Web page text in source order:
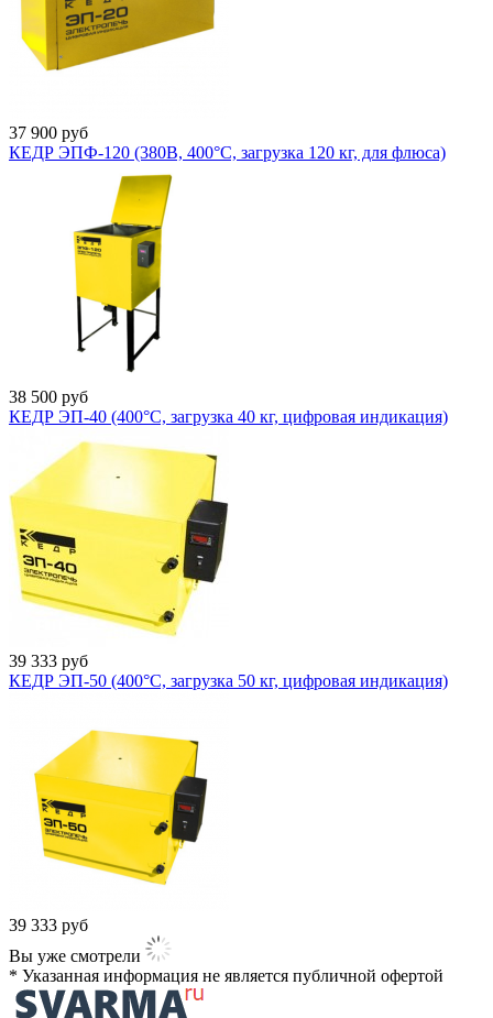
37 900 руб
КЕДР ЭПФ-120 (380В, 400°C, загрузка 120 кг, для флюса)
38 500 руб
КЕДР ЭП-40 (400°C, загрузка 40 кг, цифровая индикация)
39 333 руб
КЕДР ЭП-50 (400°C, загрузка 50 кг, цифровая индикация)
39 333 руб
Вы уже смотрели
* Указанная информация не является публичной офертой​